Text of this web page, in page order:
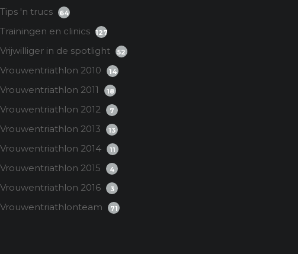
Tips 'n trucs 64
Trainingen en clinics 127
Vrijwilliger in de spotlight 52
Vrouwentriathlon 2010 14
Vrouwentriathlon 2011 18
Vrouwentriathlon 2012 7
Vrouwentriathlon 2013 13
Vrouwentriathlon 2014 11
Vrouwentriathlon 2015 4
Vrouwentriathlon 2016 3
Vrouwentriathlonteam 71